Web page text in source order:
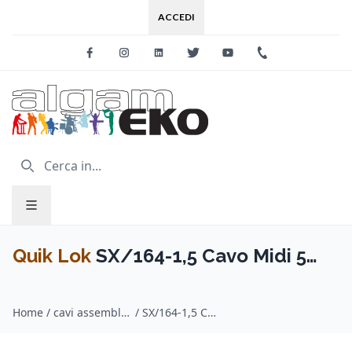
ACCEDI
FacebookInstagramLinkedinTwitter Youtube
Quik Lok SX/164-1,5 Cavo Midi 5
Home / cavi assemblati midi / Quik Lok / SX/164-1,5 Cavo Midi 5 Poli 1,5 mt